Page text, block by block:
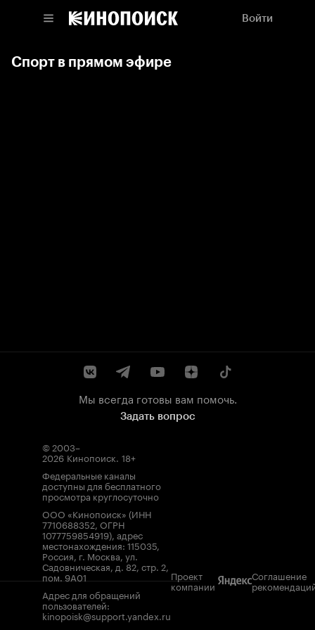
Войти
Спорт в прямом эфире
Мы всегда готовы вам помочь.
Задать вопрос
© 2003–
2026 Кинопоиск. 18+
Федеральные каналы
доступны для бесплатного
просмотра круглосуточно
ООО «Кинопоиск» (ИНН
7710688352, ОГРН
1077759854919), адрес
местонахождения: 115035,
Россия, г. Москва, ул.
Садовническая, д. 82, стр. 2,
пом. 9А01
Адрес для обращений
пользователей:
kinopoisk@support.yandex.ru
Проект
компании
Соглашение